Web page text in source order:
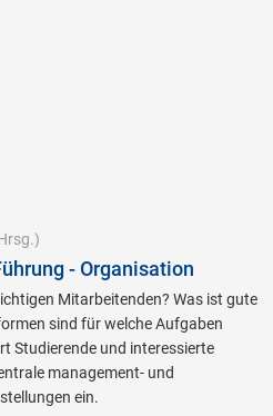
- Organisation
Mitarbeitenden? Was ist gute
sind für welche Aufgaben
Studierende und interessierte
management- und
ein.